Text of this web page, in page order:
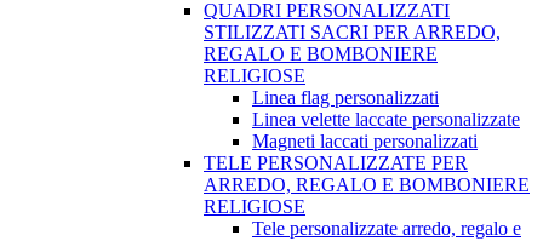
QUADRI PERSONALIZZATI
STILIZZATI SACRI PER ARREDO,
REGALO E BOMBONIERE
RELIGIOSE
Linea flag personalizzati
Linea velette laccate personalizzate
Magneti laccati personalizzati
TELE PERSONALIZZATE PER
ARREDO, REGALO E BOMBONIERE
RELIGIOSE
Tele personalizzate arredo, regalo e